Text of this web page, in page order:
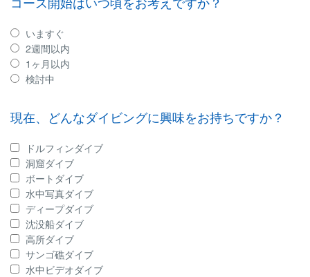
いますぐ
2週間以内
1ヶ月以内
検討中
現在、どんなダイビングに興味をお持ちですか？
ドルフィンダイブ
洞窟ダイブ
ボートダイブ
水中写真ダイブ
ディープダイブ
沈没船ダイブ
高所ダイブ
サンゴ礁ダイブ
水中ビデオダイブ